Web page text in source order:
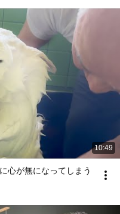
10:49
心が無になってしまう